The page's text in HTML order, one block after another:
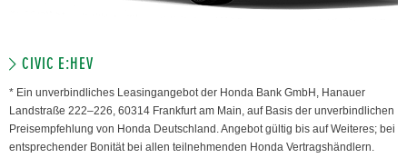
CIVIC E:HEV
* Ein unverbindliches Leasingangebot der Honda Bank GmbH, Hanauer
Landstraße 222–226, 60314 Frankfurt am Main, auf Basis der unverbindlichen
Preisempfehlung von Honda Deutschland. Angebot gültig bis auf Weiteres; bei
entsprechender Bonität bei allen teilnehmenden Honda Vertragshändlern.